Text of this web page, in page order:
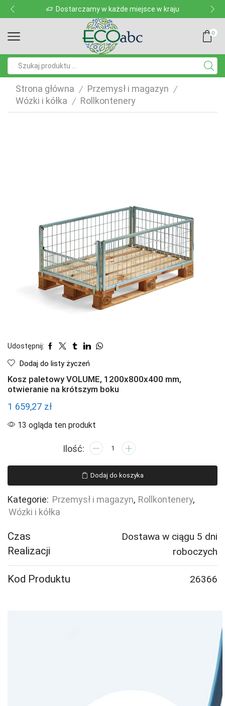
Dostarczamy w każde miejsce w kraju
0
Strona główna / Przemysł i magazyn /
Wózki i kółka / Rollkontenery
Udostępnij:
Dodaj do listy życzeń
Kosz paletowy VOLUME, 1200x800x400 mm,
otwieranie na krótszym boku
1 659,27 zł
13 ogląda ten produkt
ilość
paletowy
VOLUME,
1200x800x400
Dodaj do koszyka
Kategorie: Przemysł i magazyn, Rollkontenery,
Wózki i kółka
Czas
Realizacji
Dostawa w ciągu 5 dni
roboczych
Kod Produktu 26366